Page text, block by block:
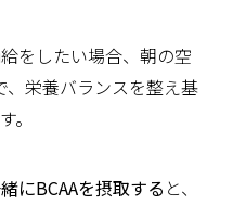
をしたい場合、朝の空
、栄養バランスを整え基
。
にBCAAを摂取する と、